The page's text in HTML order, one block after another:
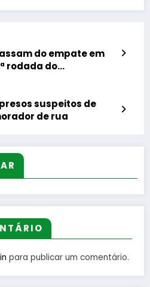
do empate em
rodada do
suspeitos de
de rua
para publicar um comentário.